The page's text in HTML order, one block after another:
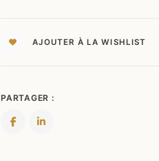
AJOUTER À LA WISHLIST
PARTAGER :